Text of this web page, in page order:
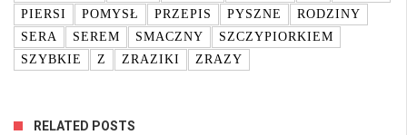
PIERSI
POMYSŁ PRZEPIS PYSZNE
RODZINY
SERA
SEREM SMACZNY
SZCZYPIORKIEM
SZYBKIE
Z ZRAZIKI ZRAZY
RELATED POSTS